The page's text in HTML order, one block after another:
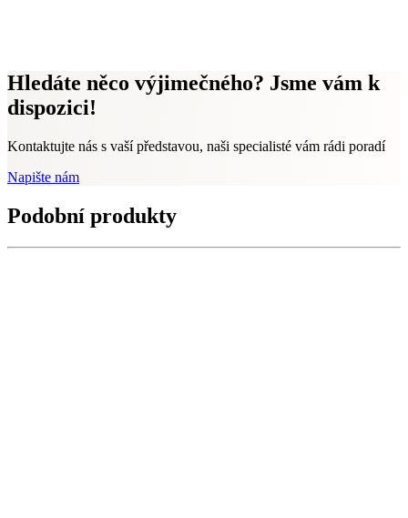
Hledáte něco výjimečného? Jsme vám k
dispozici!
Kontaktujte nás s vaší představou, naši specialisté vám rádi poradí
Napište nám
Podobní produkty